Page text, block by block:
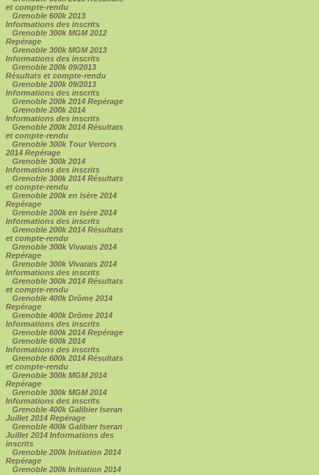
et compte-rendu
Grenoble 600k 2013
Informations des inscrits
Grenoble 300k MGM 2012
Repérage
Grenoble 300k MGM 2013
Informations des inscrits
Grenoble 200k 09/2013
Résultats et compte-rendu
Grenoble 200k 09/2013
Informations des inscrits
Grenoble 200k 2014 Repérage
Grenoble 200k 2014
Informations des inscrits
Grenoble 200k 2014 Résultats
et compte-rendu
Grenoble 300k Tour Vercors
2014 Repérage
Grenoble 300k 2014
Informations des inscrits
Grenoble 300k 2014 Résultats
et compte-rendu
Grenoble 200k en Isère 2014
Repérage
Grenoble 200k en Isère 2014
Informations des inscrits
Grenoble 200k 2014 Résultats
et compte-rendu
Grenoble 300k Vivarais 2014
Repérage
Grenoble 300k Vivarais 2014
Informations des inscrits
Grenoble 300k 2014 Résultats
et compte-rendu
Grenoble 400k Drôme 2014
Repérage
Grenoble 400k Drôme 2014
Informations des inscrits
Grenoble 600k 2014 Repérage
Grenoble 600k 2014
Informations des inscrits
Grenoble 600k 2014 Résultats
et compte-rendu
Grenoble 300k MGM 2014
Repérage
Grenoble 300k MGM 2014
Informations des inscrits
Grenoble 400k Galibier Iseran
Juillet 2014 Repérage
Grenoble 400k Galibier Iseran
Juillet 2014 Informations des
inscrits
Grenoble 200k Initiation 2014
Repérage
Grenoble 200k Initiation 2014